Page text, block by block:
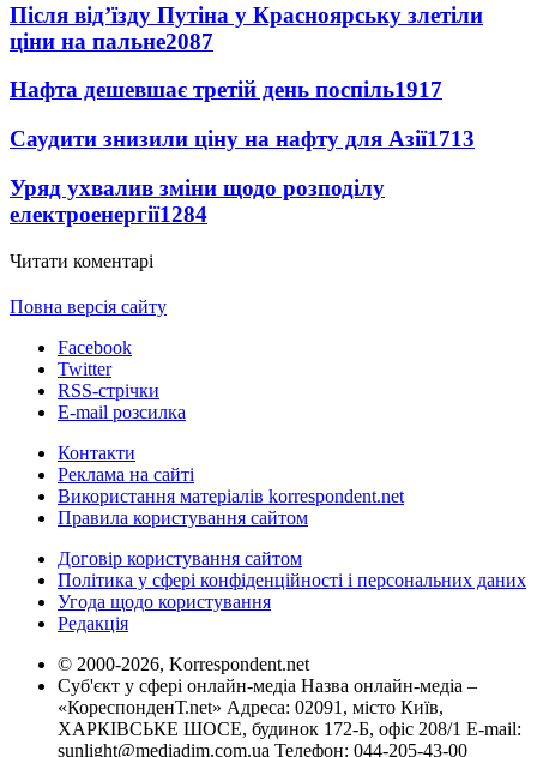
Після від’їзду Путіна у Красноярську злетіли
ціни на пальне2087
Нафта дешевшає третій день поспіль1917
Саудити знизили ціну на нафту для Азії1713
Уряд ухвалив зміни щодо розподілу
електроенергії1284
Читати коментарі
Повна версія сайту
Facebook
Twitter
RSS-стрічки
E-mail розсилка
Контакти
Реклама на сайті
Використання матеріалів korrespondent.net
Правила користування сайтом
Договір користування сайтом
Політика у сфері конфіденційності і персональних даних
Угода щодо користування
Редакція
© 2000-2026, Korrespondent.net
Суб'єкт у сфері онлайн-медіа Назва онлайн-медіа –
«КореспонденТ.net» Адреса: 02091, місто Київ,
ХАРКІВСЬКЕ ШОСЕ, будинок 172-Б, офіс 208/1 E-mail:
sunlight@mediadim.com.ua Телефон: 044-205-43-00